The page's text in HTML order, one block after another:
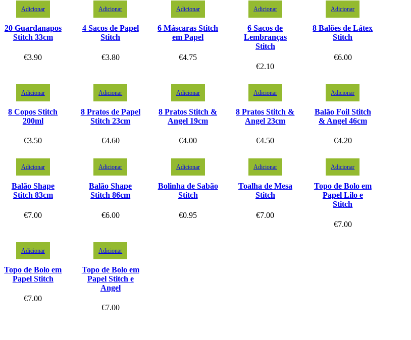
Adicionar
20 Guardanapos
Stitch 33cm
€3.90
Adicionar
4 Sacos de Papel
Stitch
€3.80
Adicionar
6 Máscaras Stitch
em Papel
€4.75
Adicionar
6 Sacos de
Lembranças
Stitch
€2.10
Adicionar
8 Balões de Látex
Stitch
€6.00
Adicionar
8 Copos Stitch
200ml
€3.50
Adicionar
8 Pratos de Papel
Stitch 23cm
€4.60
Adicionar
8 Pratos Stitch &
Angel 19cm
€4.00
Adicionar
8 Pratos Stitch &
Angel 23cm
€4.50
Adicionar
Balão Foil Stitch
& Angel 46cm
€4.20
Adicionar
Balão Shape
Stitch 83cm
€7.00
Adicionar
Balão Shape
Stitch 86cm
€6.00
Adicionar
Bolinha de Sabão
Stitch
€0.95
Adicionar
Toalha de Mesa
Stitch
€7.00
Adicionar
Topo de Bolo em
Papel Lilo e
Stitch
€7.00
Adicionar
Topo de Bolo em
Papel Stitch
€7.00
Adicionar
Topo de Bolo em
Papel Stitch e
Angel
€7.00